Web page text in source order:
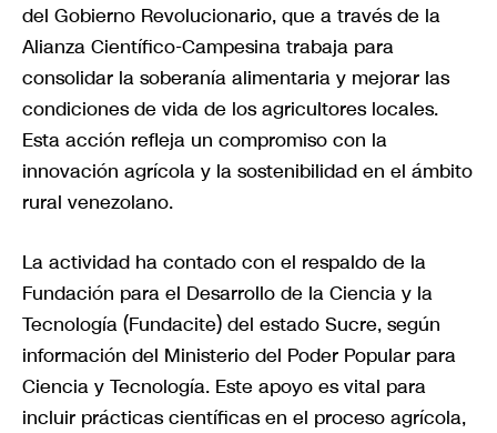
del Gobierno Revolucionario, que a través de la
Alianza Científico-Campesina trabaja para
consolidar la soberanía alimentaria y mejorar las
condiciones de vida de los agricultores locales.
Esta acción refleja un compromiso con la
innovación agrícola y la sostenibilidad en el ámbito
rural venezolano.
La actividad ha contado con el respaldo de la
Fundación para el Desarrollo de la Ciencia y la
Tecnología (Fundacite) del estado Sucre, según
información del Ministerio del Poder Popular para
Ciencia y Tecnología. Este apoyo es vital para
incluir prácticas científicas en el proceso agrícola,